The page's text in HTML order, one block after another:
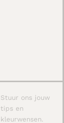
Stuur ons jouw
tips en
kleurwensen.